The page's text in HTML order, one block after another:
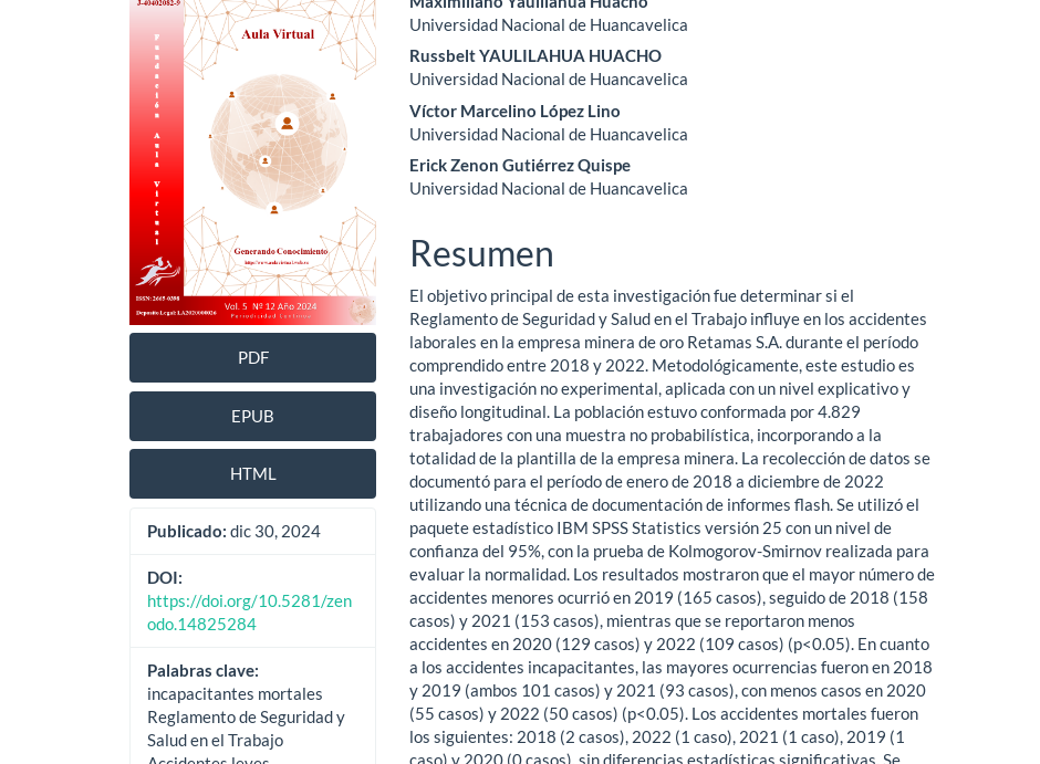
lateral
del
artículo
PDF
EPUB
HTML
Publicado: dic 30, 2024
DOI:
https://doi.org/10.5281/zen
odo.14825284
Palabras clave:
incapacitantes mortales
Reglamento de Seguridad y
Salud en el Trabajo
principal
del
artículo
Universidad Nacional de Huancavelica
Russbelt YAULILAHUA HUACHO
Universidad Nacional de Huancavelica
Víctor Marcelino López Lino
Universidad Nacional de Huancavelica
Erick Zenon Gutiérrez Quispe
Universidad Nacional de Huancavelica
Resumen
El objetivo principal de esta investigación fue determinar si el
Reglamento de Seguridad y Salud en el Trabajo influye en los accidentes
laborales en la empresa minera de oro Retamas S.A. durante el período
comprendido entre 2018 y 2022. Metodológicamente, este estudio es
una investigación no experimental, aplicada con un nivel explicativo y
diseño longitudinal. La población estuvo conformada por 4.829
trabajadores con una muestra no probabilística, incorporando a la
totalidad de la plantilla de la empresa minera. La recolección de datos se
documentó para el período de enero de 2018 a diciembre de 2022
utilizando una técnica de documentación de informes flash. Se utilizó el
paquete estadístico IBM SPSS Statistics versión 25 con un nivel de
confianza del 95%, con la prueba de Kolmogorov-Smirnov realizada para
evaluar la normalidad. Los resultados mostraron que el mayor número de
accidentes menores ocurrió en 2019 (165 casos), seguido de 2018 (158
casos) y 2021 (153 casos), mientras que se reportaron menos
accidentes en 2020 (129 casos) y 2022 (109 casos) (p<0.05). En cuanto
a los accidentes incapacitantes, las mayores ocurrencias fueron en 2018
y 2019 (ambos 101 casos) y 2021 (93 casos), con menos casos en 2020
(55 casos) y 2022 (50 casos) (p<0.05). Los accidentes mortales fueron
los siguientes: 2018 (2 casos), 2022 (1 caso), 2021 (1 caso), 2019 (1
caso) y 2020 (0 casos), sin diferencias estadísticas significativas. Se